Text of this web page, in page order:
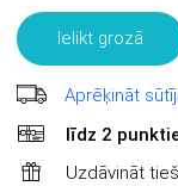
Ielikt grozā
Aprēķināt
līdz 2
Uzdāvināt